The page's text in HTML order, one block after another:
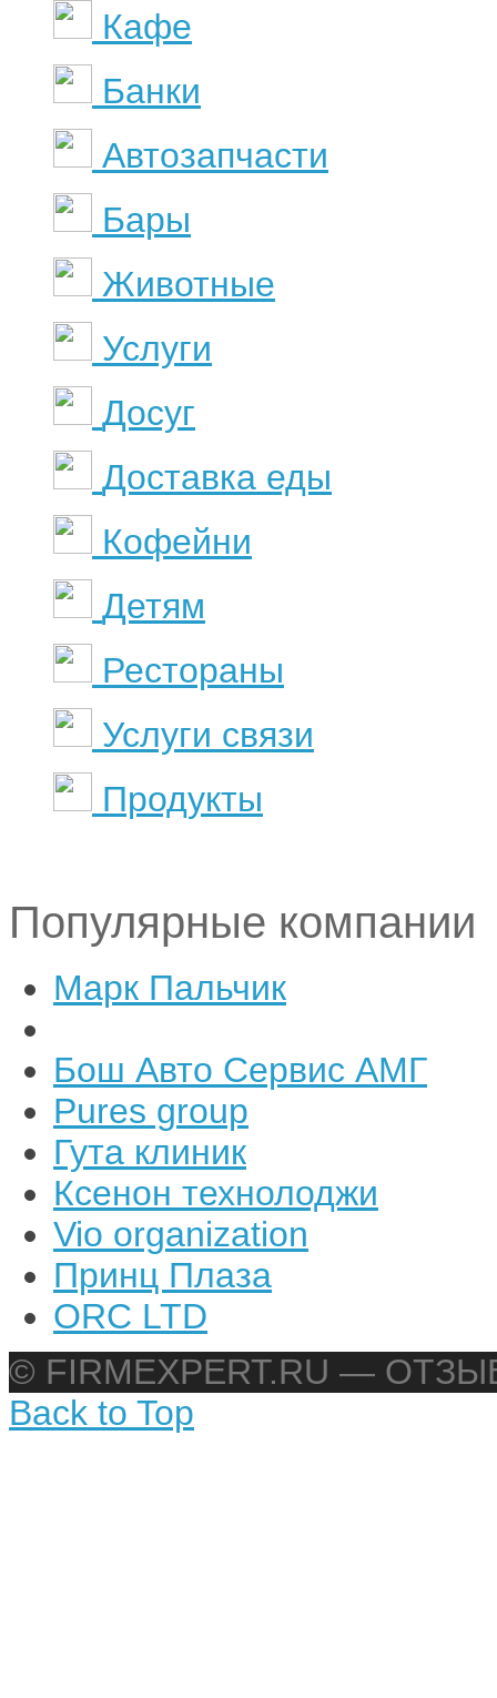
Кафе
Банки
Автозапчасти
Бары
Животные
Услуги
Досуг
Доставка еды
Кофейни
Детям
Рестораны
Услуги связи
Продукты
Популярные компании
Марк Пальчик
Бош Авто Сервис АМГ
Pures group
Гута клиник
Ксенон технолоджи
Vio organization
Принц Плаза
ORC LTD
© FIRMEXPERT.RU —
Back to Top